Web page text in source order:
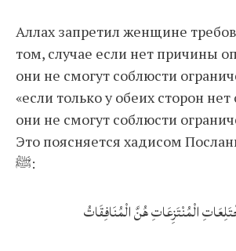
Аллах запретил женщине
том, случае если нет причины
они не смогут соблюсти
«если только у обеих сторон
они не смогут соблюсти
Это поясняется хадисом
ﷺ:
الْمُنْتَزِعَاتِ هُنَّ الْمُنَافِقَاتُ